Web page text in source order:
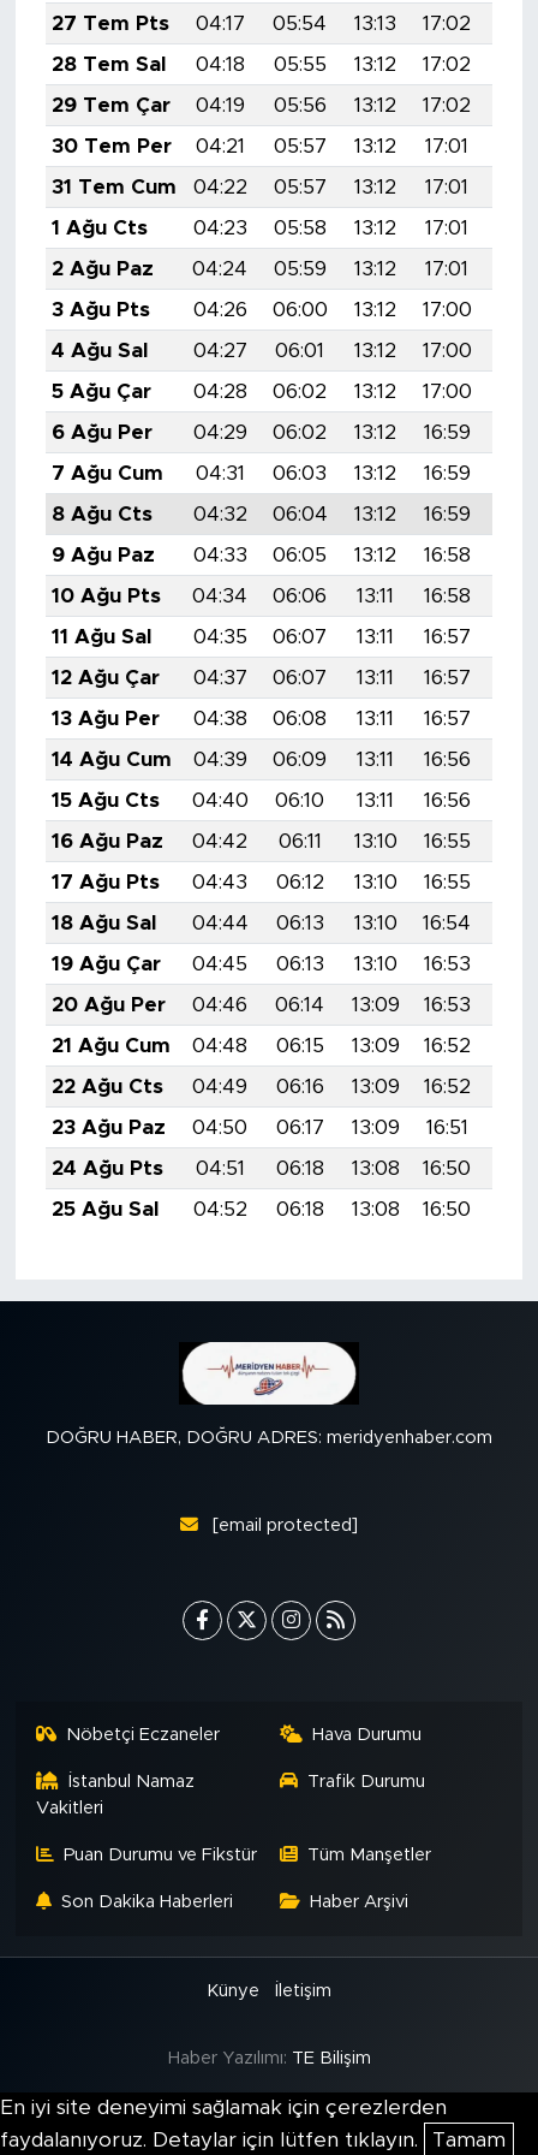
27 Tem Pts
04:17 05:54 13:13 17:02
28 Tem Sal
04:18 05:55 13:12 17:02
29 Tem Çar
04:19 05:56 13:12 17:02
30 Tem Per
04:21 05:57 13:12 17:01
31 Tem Cum
04:22 05:57 13:12 17:01
1 Ağu Cts
04:23 05:58 13:12 17:01
2 Ağu Paz
04:24 05:59 13:12 17:01
3 Ağu Pts
04:26 06:00 13:12 17:00
4 Ağu Sal
04:27 06:01 13:12 17:00
5 Ağu Çar
04:28 06:02 13:12 17:00
6 Ağu Per
04:29 06:02 13:12 16:59
7 Ağu Cum
04:31 06:03 13:12 16:59
8 Ağu Cts
04:32 06:04 13:12 16:59
9 Ağu Paz
04:33 06:05 13:12 16:58
10 Ağu Pts
04:34 06:06 13:11 16:58
11 Ağu Sal
04:35 06:07 13:11 16:57
12 Ağu Çar
04:37 06:07 13:11 16:57
13 Ağu Per
04:38 06:08 13:11 16:57
14 Ağu Cum
04:39 06:09 13:11 16:56
15 Ağu Cts
04:40 06:10 13:11 16:56
16 Ağu Paz
04:42 06:11 13:10 16:55
17 Ağu Pts
04:43 06:12 13:10 16:55
18 Ağu Sal
04:44 06:13 13:10 16:54
19 Ağu Çar
04:45 06:13 13:10 16:53
20 Ağu Per
04:46 06:14 13:09 16:53
21 Ağu Cum
04:48 06:15 13:09 16:52
22 Ağu Cts
04:49 06:16 13:09 16:52
23 Ağu Paz
04:50 06:17 13:09 16:51
24 Ağu Pts
04:51 06:18 13:08 16:50
25 Ağu Sal
04:52 06:18 13:08 16:50
DOĞRU HABER, DOĞRU ADRES: meridyenhaber.com
[email protected]
Nöbetçi Eczaneler Hava Durumu
İstanbul Namaz
Vakitleri
Trafik Durumu
Puan Durumu ve Fikstür Tüm Manşetler
Son Dakika Haberleri Haber Arşivi
Künye İletişim
Haber Yazılımı: TE Bilişim
En iyi site deneyimi sağlamak için çerezlerden
faydalanıyoruz. Detaylar için lütfen tıklayın.
Tamam
MEDYA KÖŞESİ
FOTO GALERİ
VİDEOLAR
ALINTI YAZARLAR
SOSYAL MEDYA